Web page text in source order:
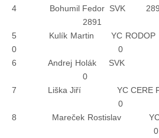
Lodě - registrace
Rádio (MF, HF, VHF)
Kapitánské zkoušky
4 Bohumil Fedor
2891
5 Kulík Martin
0 0
6 Andrej
0
7 Liška Jiří YC
0
8 Mareček Rostislav
0